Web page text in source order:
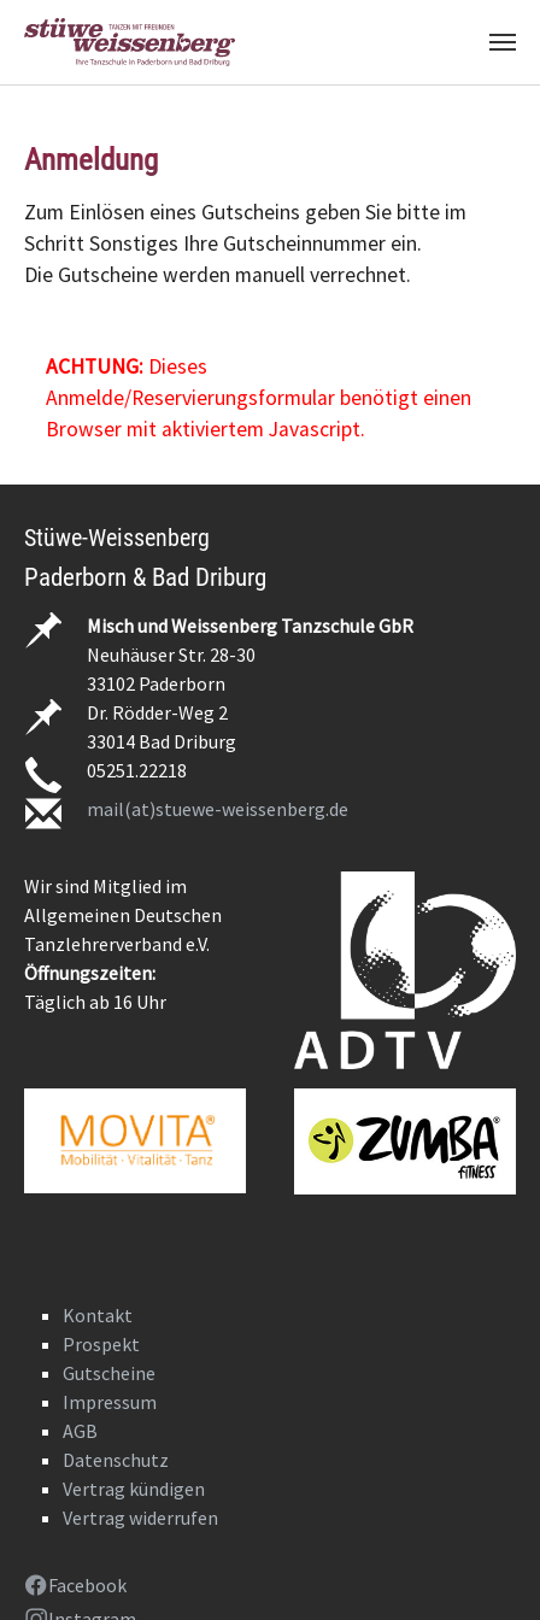
Anmeldung
Zum Einlösen eines Gutscheins geben Sie bitte im
Schritt Sonstiges Ihre Gutscheinnummer ein.
Die Gutscheine werden manuell verrechnet.
ACHTUNG:Dieses
Anmelde/Reservierungsformular benötigt einen
Browser mit aktiviertem Javascript.
Stüwe-Weissenberg
Paderborn & Bad Driburg
Misch und Weissenberg Tanzschule GbR
Neuhäuser Str. 28-30
33102 Paderborn
Dr. Rödder-Weg 2
33014 Bad Driburg
05251.22218
mail(at)stuewe-weissenberg.de
Wir sind Mitglied im
Allgemeinen Deutschen
Tanzlehrerverband e.V.
Öffnungszeiten:
Täglich ab 16 Uhr
Kontakt
Prospekt
Gutscheine
Impressum
AGB
Datenschutz
Vertrag kündigen
Vertrag widerrufen
Facebook